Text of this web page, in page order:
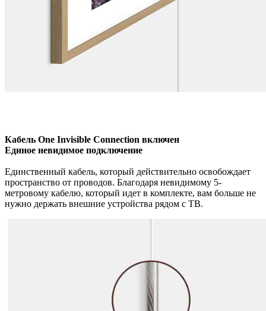
Кабель One Invisible Connection включен
Единое невидимое подключение
Единственный кабель, который действительно освобождает
пространство от проводов. Благодаря невидимому 5-
метровому кабелю, который идет в комплекте, вам больше не
нужно держать внешние устройства рядом с ТВ.